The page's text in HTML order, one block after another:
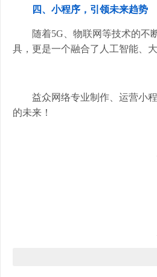
四、小程序，引领未来趋势
随着5G、物联网等技术的不
具，更是一个融合了人工智能、
益众网络专业制作、运营小
的未来！